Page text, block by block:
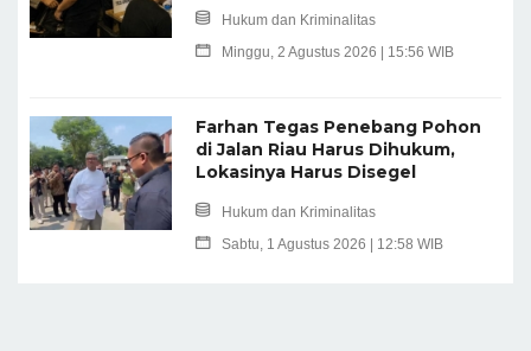
Hukum dan Kriminalitas
Minggu, 2 Agustus 2026 | 15:56 WIB
Farhan Tegas Penebang Pohon
di Jalan Riau Harus Dihukum,
Lokasinya Harus Disegel
Hukum dan Kriminalitas
Sabtu, 1 Agustus 2026 | 12:58 WIB